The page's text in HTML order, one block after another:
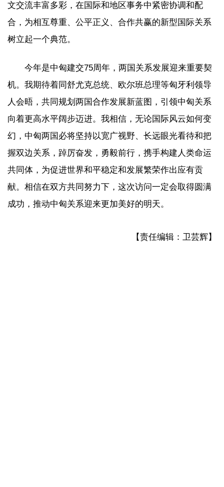
文交流丰富多彩，在国际和地区事务中紧密协调和配
合，为相互尊重、公平正义、合作共赢的新型国际关系
树立起一个典范。
今年是中匈建交75周年，两国关系发展迎来重要契
机。我期待着同舒尤克总统、欧尔班总理等匈牙利领导
人会晤，共同规划两国合作发展新蓝图，引领中匈关系
向着更高水平阔步迈进。我相信，无论国际风云如何变
幻，中匈两国必将坚持以宽广视野、长远眼光看待和把
握双边关系，踔厉奋发，勇毅前行，携手构建人类命运
共同体，为促进世界和平稳定和发展繁荣作出应有贡
献。相信在双方共同努力下，这次访问一定会取得圆满
成功，推动中匈关系迎来更加美好的明天。
【责任编辑：卫芸辉】